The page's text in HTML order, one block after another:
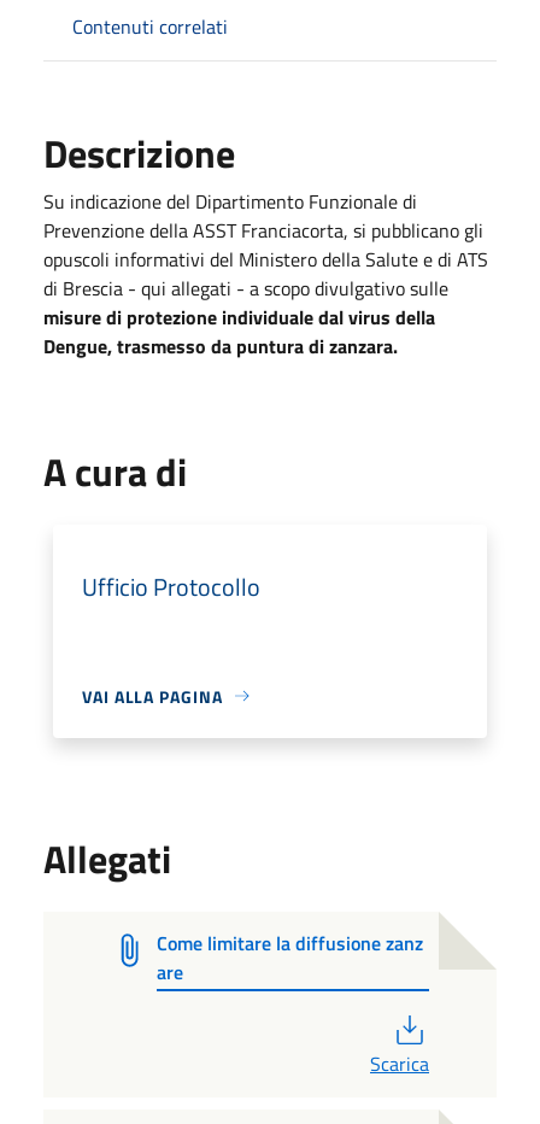
Contenuti correlati
Descrizione
Su indicazione del Dipartimento Funzionale di
Prevenzione della ASST Franciacorta, si pubblicano gli
opuscoli informativi del Ministero della Salute e di ATS
di Brescia - qui allegati - a scopo divulgativosulle
misure di protezione individuale dal virus della
Dengue, trasmesso da puntura di zanzara.
A cura di
Ufficio Protocollo
VAI ALLA PAGINA
Allegati
Come limitare la diffusione zanz
are
Scarica